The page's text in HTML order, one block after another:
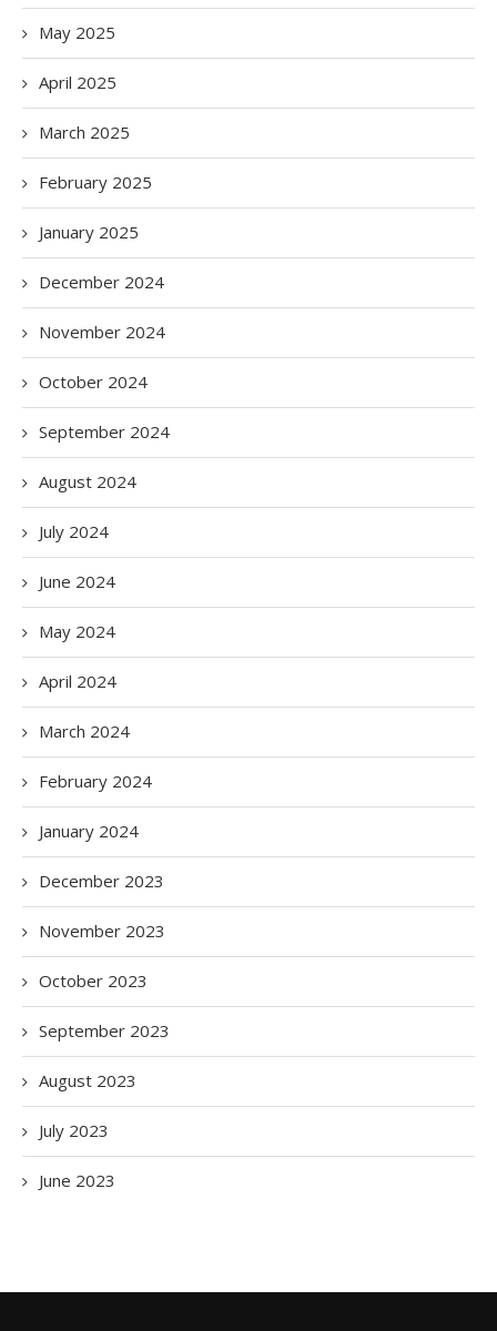
May 2025
April 2025
March 2025
February 2025
January 2025
December 2024
November 2024
October 2024
September 2024
August 2024
July 2024
June 2024
May 2024
April 2024
March 2024
February 2024
January 2024
December 2023
November 2023
October 2023
September 2023
August 2023
July 2023
June 2023